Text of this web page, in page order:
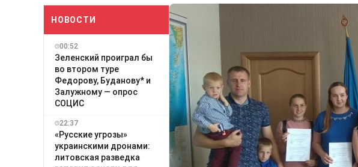
НОВОСТИ
00:52
Зеленский проиграл бы
во втором туре
Федорову, Буданову* и
Залужному — опрос
СОЦИС
22:37
«Русские угрозы»
украинскими дронами:
литовская разведка